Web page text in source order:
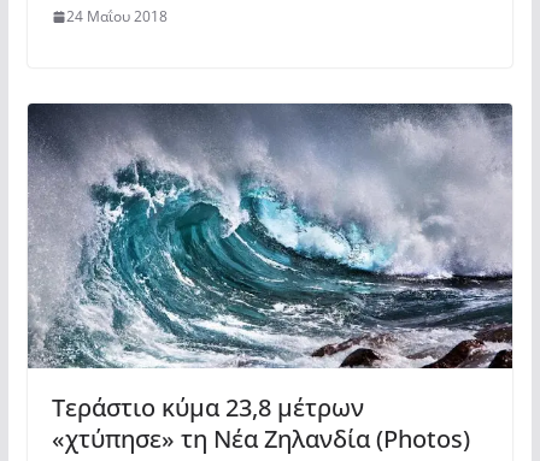
24 Μαΐου 2018
Τεράστιο κύμα 23,8 μέτρων
«χτύπησε» τη Νέα Ζηλανδία (Photos)